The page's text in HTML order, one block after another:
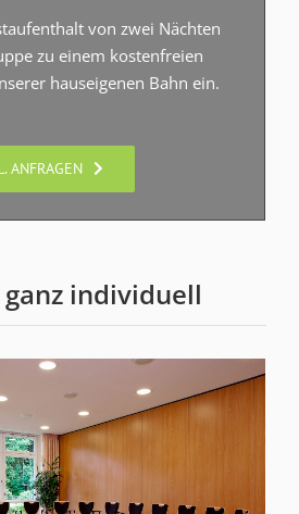
von zwei Nächten
zu einem kostenfreien
hauseigenen Bahn ein.
ANFRAGEN
individuell